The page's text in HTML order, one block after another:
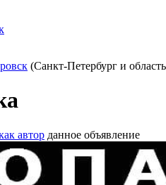
(Санкт-Петербург и
автор данное объявление